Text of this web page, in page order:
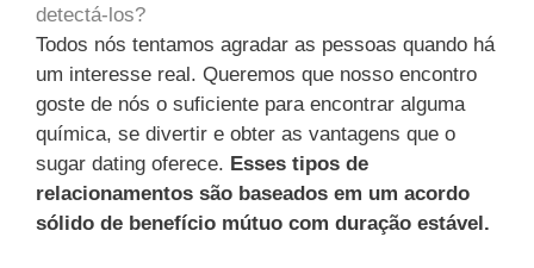
detectá-los?
Todos nós tentamos agradar as pessoas quando há
um interesse real. Queremos que nosso encontro
goste de nós o suficiente para encontrar alguma
química, se divertir e obter as vantagens que o
sugar dating oferece. Esses tipos de
relacionamentos são baseados em um acordo
sólido de benefício mútuo com duração estável.